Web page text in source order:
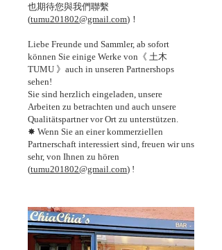
也期待您與我們聯繫
(tumu201802@gmail.com)！
Liebe Freunde und Sammler, ab sofort
können Sie einige Werke von《 土木
TUMU 》auch in unseren Partnershops
sehen!
Sie sind herzlich eingeladen, unsere
Arbeiten zu betrachten und auch unsere
Qualitätspartner vor Ort zu unterstützen.
✸ Wenn Sie an einer kommerziellen
Partnerschaft interessiert sind, freuen wir uns
sehr, von Ihnen zu hören
(tumu201802@gmail.com) !